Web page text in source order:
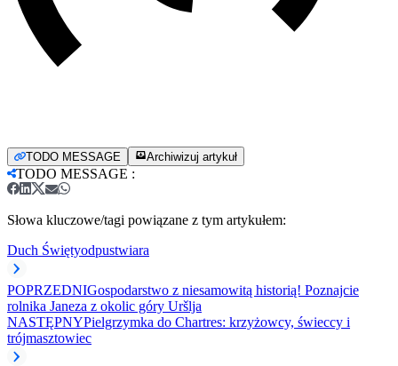
TODO MESSAGE Archiwizuj artykuł
TODO MESSAGE :
Słowa kluczowe/tagi powiązane z tym artykułem:
Duch Świętyodpustwiara
POPRZEDNIGospodarstwo z niesamowitą historią! Poznajcie
rolnika Janeza z okolic góry Uršlja
NASTĘPNYPielgrzymka do Chartres: krzyżowcy, świeccy i
trójmasztowiec